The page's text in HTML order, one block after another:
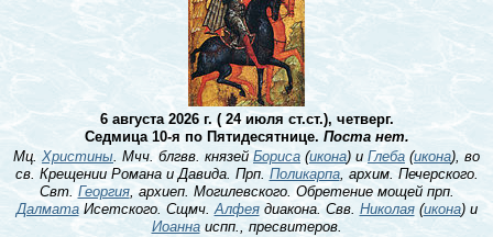
6 августа 2026 г. ( 24 июля ст.ст.), четверг.
Седмица 10-я по Пятидесятнице. Поста нет.
Мц. Христины. Мчч. блгвв. князейБориса (икона) и Глеба (икона), во
св. Крещении Романа и Давида. Прп. Поликарпа, архим. Печерского.
Свт. Георгия, архиеп. Могилевского. Обретение мощей прп.
ДалматаИсетского. Сщмч.Алфеядиакона. Свв. Николая(икона) и
Иоаннаиспп., пресвитеров.